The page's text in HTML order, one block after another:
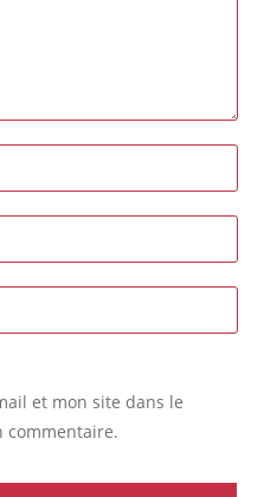
et mon site dans le
commentaire.